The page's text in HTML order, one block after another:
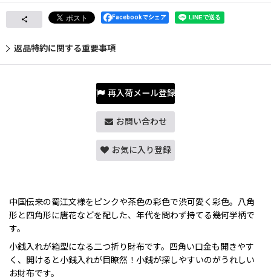
Facebookでシェア
返品特約に関する重要事項
再入荷メール登録
お問い合わせ
お気に入り登録
中国伝来の蜀江文様をピンクや茶色の彩色で渋可愛く彩色。八角
形と四角形に唐花などを配した、年代を問わず持てる幾何学柄で
す。
小銭入れが箱型になる二つ折り財布です。四角い口金も開きやす
く、開けると小銭入れが目瞭然！小銭が探しやすいのがうれしい
お財布です。